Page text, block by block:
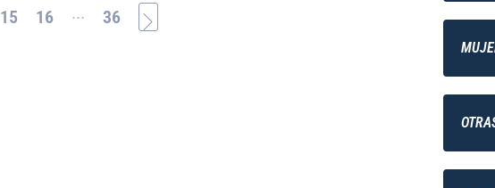
15 16 ... 36